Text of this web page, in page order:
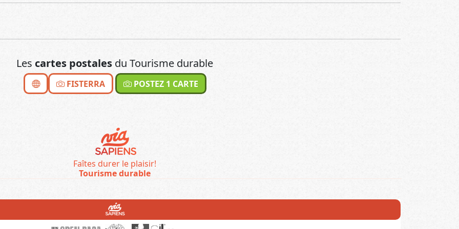
Les cartes postales du Tourisme durable
FISTERRA POSTEZ 1 CARTE
Faîtes durer le plaisir!
Tourisme durable